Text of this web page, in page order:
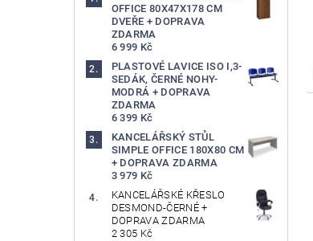
OFFICE 80X47X178 CM
DVEŘE + DOPRAVA
ZDARMA
6 999 Kč
PLASTOVÉ LAVICE ISO I,3-
SEDÁK, ČERNÉ NOHY-
MODRÁ + DOPRAVA
ZDARMA
6 399 Kč
KANCELÁŘSKÝ STŮL
SIMPLE OFFICE 180X80 CM
+ DOPRAVA ZDARMA
3 979 Kč
KANCELÁŘSKÉ KŘESLO
DESMOND-ČERNÉ +
DOPRAVA ZDARMA
2 305 Kč